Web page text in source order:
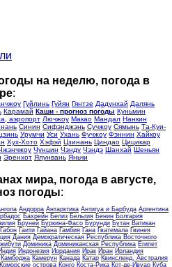
на неделю, погода в
:
Гуйлинь Гуйян Гянтзе Дадунхай Далянь
Карамай Каши - прогноз погоды Куньмин
аэропорт Лючжоу Макао Мандал Нанкин
Синин Сифэнджэнь Сучжоу Сямынь Та-Куи-
Урумчи Уси Ухань Фучжоу Фэннин Хайкоу
Хух-Хото Хэфэй Цзинань Циндао Цицикар
Чунцин Чэнду Чэндэ Шанхай Шеньян
Эренхот Ялунвань Яньчи
мира, погода в августе,
погоды:
Андорра Антарктика Антигуа и Барбуда Аргентина
Бахрейн Белиз Бельгия Бенин Болгария
Бруней Буркина-Фасо Бурунди Бутан Ватикан
Габон Гаити Гайана Гамбия Гана Гватемала Гвинея
Дания Демократическая Республика Восточного
Доминика Доминиканская Республика Египет
Индонезия Иордания Ирак Иран Ирландия
Камбоджа Камерун Канада Катар Квинсленд, Австралия
Коморские острова Конго Коста-Рика Кот-де-Ивуар Куба